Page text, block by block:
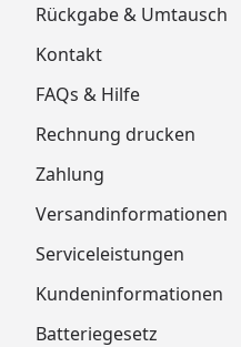
Rückgabe & Umtausch
Kontakt
FAQs & Hilfe
Rechnung drucken
Zahlung
Versandinformationen
Serviceleistungen
Kundeninformationen
Batteriegesetz